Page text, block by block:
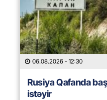
06.08.2026 - 12:30
Rusiya Qafanda
istəyir